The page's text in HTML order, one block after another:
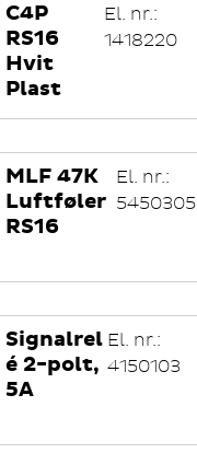
C4P
RS16
Hvit
Plast
El. nr.:
1418220
MLF 47K
Luftføler
RS16
El. nr.:
5450305
Signalrel
é 2-polt,
5A
El. nr.:
4150103